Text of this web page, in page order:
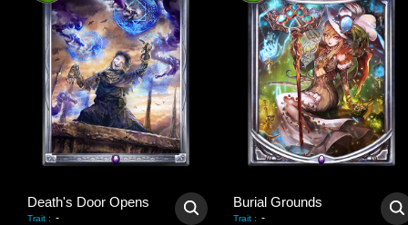
Death's Door Opens
Trait : -
Burial Grounds
Trait : -